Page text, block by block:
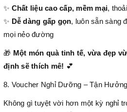
✨ Chất liệu cao cấp, mềm mại,
✨ Dễ dàng gấp gọn, luôn sẵn sàng
mọi nẻo đường
🎁 Một món quà tinh tế, vừa đẹp
định sẽ thích mê! 💕
8. Voucher Nghỉ Dưỡng – Tận
Không gì tuyệt vời hơn một kỳ nghỉ